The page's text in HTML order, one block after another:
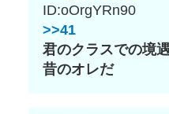
ID:oOrgYRn90
>>41
君のクラスでの境
昔のオレだ